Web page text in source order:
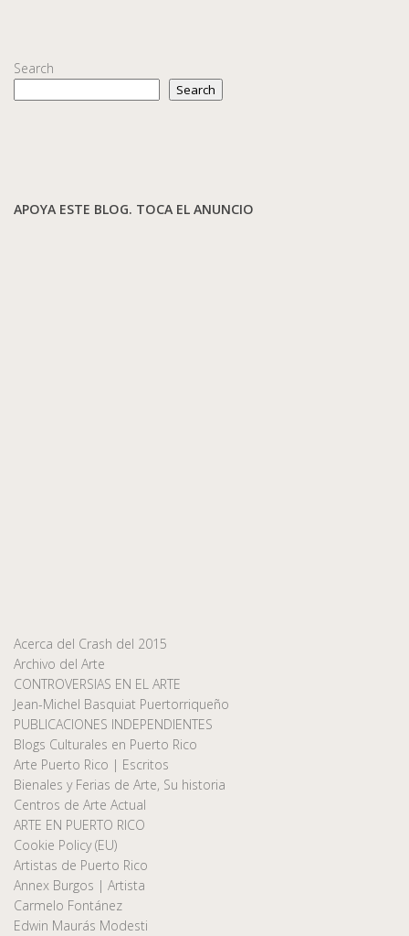
Search
Search
APOYA ESTE BLOG. TOCA EL ANUNCIO
Acerca del Crash del 2015
Archivo del Arte
CONTROVERSIAS EN EL ARTE
Jean-Michel Basquiat Puertorriqueño
PUBLICACIONES INDEPENDIENTES
Blogs Culturales en Puerto Rico
Arte Puerto Rico | Escritos
Bienales y Ferias de Arte, Su historia
Centros de Arte Actual
ARTE EN PUERTO RICO
Cookie Policy (EU)
Artistas de Puerto Rico
Annex Burgos | Artista
Carmelo Fontánez
Edwin Maurás Modesti